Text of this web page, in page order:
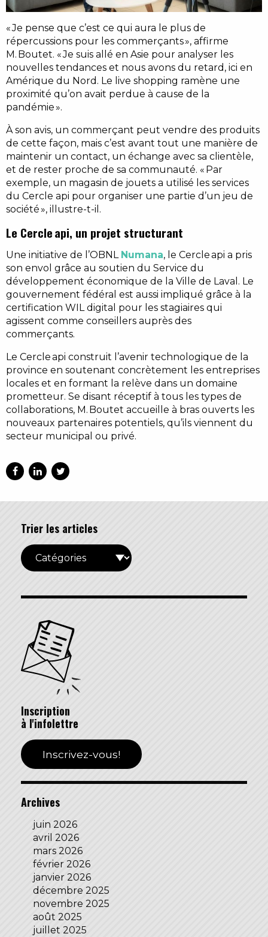
« Je pense que c’est ce qui aura le plus de
répercussions pour les commerçants », affirme
M. Boutet. « Je suis allé en Asie pour analyser les
nouvelles tendances et nous avons du retard, ici en
Amérique du Nord. Le live shopping ramène une
proximité qu’on avait perdue à cause de la
pandémie ».
À son avis, un commerçant peut vendre des produits
de cette façon, mais c’est avant tout une manière de
maintenir un contact, un échange avec sa clientèle,
et de rester proche de sa communauté. « Par
exemple, un magasin de jouets a utilisé les services
du Cercle api pour organiser une partie d’un jeu de
société », illustre-t-il.
Le Cercle api, un projet structurant
Une initiative de l’OBNL Numana, le Cercle api a pris
son envol grâce au soutien du Service du
développement économique de la Ville de Laval. Le
gouvernement fédéral est aussi impliqué grâce à la
certification WIL digital pour les stagiaires qui
agissent comme conseillers auprès des
commerçants.
Le Cercle api construit l’avenir technologique de la
province en soutenant concrètement les entreprises
locales et en formant la relève dans un domaine
prometteur. Se disant réceptif à tous les types de
collaborations, M. Boutet accueille à bras ouverts les
nouveaux partenaires potentiels, qu’ils viennent du
secteur municipal ou privé.
Trier les articles
Inscription
à l'infolettre
Inscrivez-vous!
Archives
juin 2026
avril 2026
mars 2026
février 2026
janvier 2026
décembre 2025
novembre 2025
août 2025
juillet 2025